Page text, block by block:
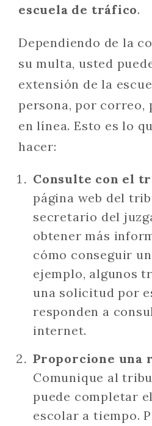
escuela de tráfico.
Dependiendo de la
su multa, usted
extensión de la
persona, por correo,
en línea. Esto es lo
hacer:
Consulte con el
página web del
secretario del
obtener más
cómo conseguir
ejemplo, algunos
una solicitud por
responden a
internet.
Proporcione una
Comunique al
puede completar
escolar a tiempo.